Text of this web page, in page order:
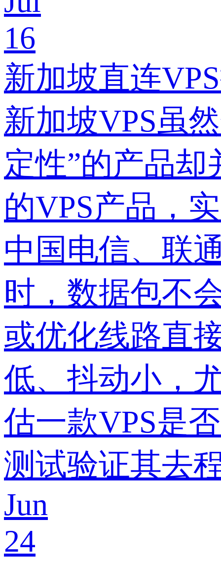
16
新加坡直连
新加坡VPS虽
定性”的产品
的VPS产品，
中国电信、联
时，数据包不
或优化线路直
低、抖动小，
估一款VPS是
测试验证其去
Jun
24